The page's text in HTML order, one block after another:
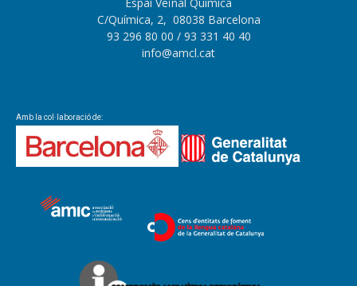
C/Química, 2, 08038 Barcelona
93 296 80 00 / 93 331 40 40
info@amcl.cat
Amb la col·laboració de: